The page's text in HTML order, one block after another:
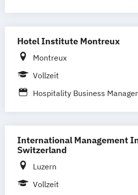
Industries Management
Hotel Institute Montreux
Montreux
Vollzeit
Hospitality Business
International Hotel
International Management
Switzerland
Luzern
Vollzeit